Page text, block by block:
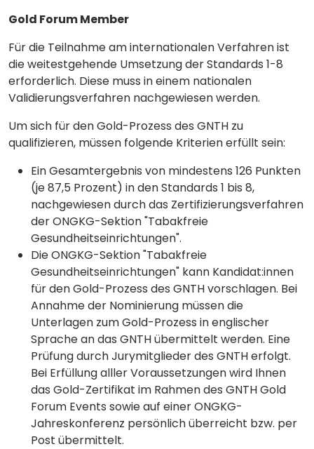
Gold Forum Member
Für die Teilnahme am internationalen Verfahren ist
die weitestgehende Umsetzung der Standards 1-8
erforderlich. Diese muss in einem nationalen
Validierungsverfahren nachgewiesen werden.
Um sich für den Gold-Prozess des GNTH zu
qualifizieren, müssen folgende Kriterien erfüllt sein:
Ein Gesamtergebnis von mindestens 126 Punkten
(je 87,5 Prozent) in den Standards 1 bis 8,
nachgewiesen durch das Zertifizierungsverfahren
der ONGKG-Sektion "Tabakfreie
Gesundheitseinrichtungen".
Die ONGKG-Sektion "Tabakfreie
Gesundheitseinrichtungen" kann Kandidat:innen
für den Gold-Prozess des GNTH vorschlagen. Bei
Annahme der Nominierung müssen die
Unterlagen zum Gold-Prozess in englischer
Sprache an das GNTH übermittelt werden. Eine
Prüfung durch Jurymitglieder des GNTH erfolgt.
Bei Erfüllung alller Voraussetzungen wird Ihnen
das Gold-Zertifikat im Rahmen des GNTH Gold
Forum Events sowie auf einer ONGKG-
Jahreskonferenz persönlich überreicht bzw. per
Post übermittelt.